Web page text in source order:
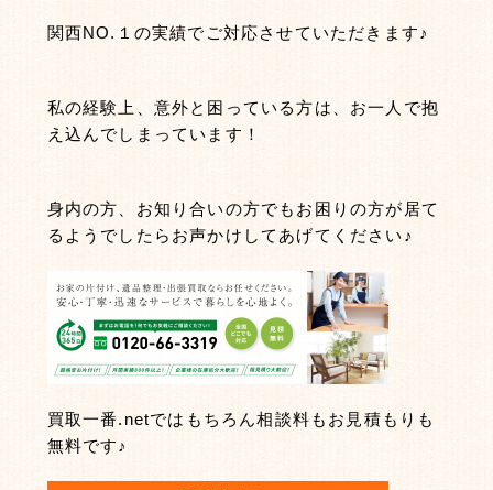
関西NO.１の実績でご対応させていただきます♪
私の経験上、意外と困っている方は、お一人で抱
え込んでしまっています！
身内の方、お知り合いの方でもお困りの方が居て
るようでしたらお声かけしてあげてください♪
買取一番.netではもちろん相談料もお見積もりも
無料です♪